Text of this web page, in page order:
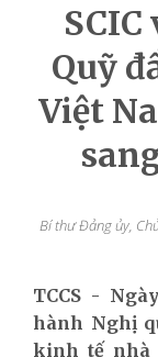
Quỹ
Việt
Bí thư Đảng ủy,
TCCS -
hành Nghị
kinh tế nhà